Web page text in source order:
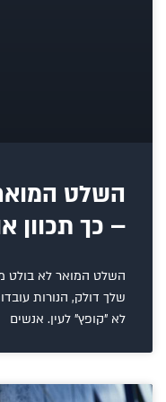
השלט
– כך תכוון
השלט המואר לא בולט
שלך דולק, הנורות
לא "קופץ" לעין. אנשים